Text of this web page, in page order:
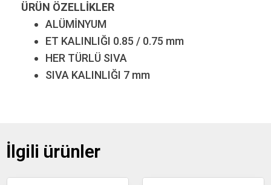
ÜRÜN ÖZELLİKLER
ALÜMİNYUM
ET KALINLIĞI 0.85 / 0.75 mm
HER TÜRLÜ SIVA
SIVA KALINLIĞI 7 mm
İlgili ürünler